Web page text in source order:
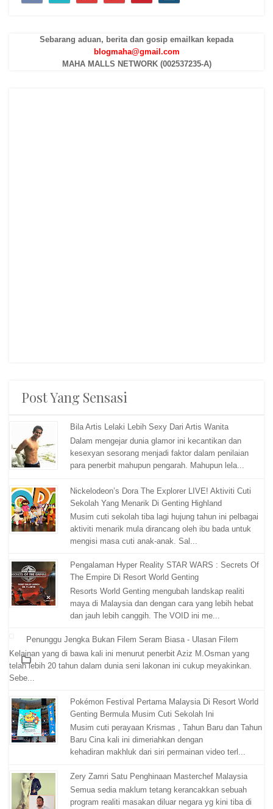
Sebarang aduan, berita dan gosip emailkan kepada
blogmaha@gmail.com
MAHA MALLS NETWORK (002537235-A)
Post Yang Sensasi
Bila Artis Lelaki Lebih Sexy Dari Artis Wanita
Dalam mengejar dunia glamor ini kecantikan dan
kesexyan sesorang menjadi faktor dalam penilaian
para penerbit mahupun pengarah. Mahupun lela...
Nickelodeon’s Dora The Explorer LIVE! Aktiviti Cuti
Sekolah Yang Menarik Di Genting Highland
Musim cuti sekolah tiba lagi hujung tahun ini pelbagai
aktiviti menarik mula dirancang oleh ibu bada untuk
mengisi masa cuti anak-anak. Sal...
Pengalaman Hyper Reality STAR WARS : Secrets Of
The Empire Di Resort World Genting
Resorts World Genting mengubah landskap realiti
maya di Malaysia dan dengan cara yang lebih hebat
dan jauh lebih canggih. The VOID ini me...
Penunggu Jengka Bukan Filem Seram Biasa - Ulasan Filem
Kelainan yang di bawa kali ini menurut penerbit Aziz M.Osman yang
telah lebih 20 tahun dalam dunia seni lakonan ini cukup meyakinkan.
Sebe...
Pokémon Festival Pertama Malaysia Di Resort World
Genting Bermula Musim Cuti Sekolah Ini
Musim cuti perayaan Krismas , Tahun Baru dan Tahun
Baru Cina kali ini dimeriahkan dengan
kehadiran makhluk dari siri permainan video terl...
Zery Zamri Satu Penghinaan Masterchef Malaysia
Semua sedia maklum tetang kerancakkan sebuah
program realiti masakan diluar negara yg kini tiba di